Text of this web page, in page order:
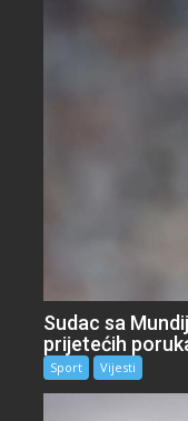
Sudac sa
prijetećih
Sport Vijesti